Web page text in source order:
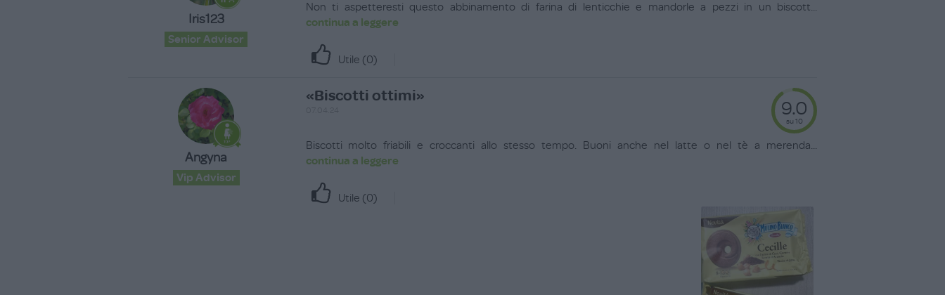
Iris123
Senior Advisor
Non ti aspetteresti questo abbinamento di farina di lenticchie e mandorle a pezzi in un biscott...
continua a leggere
Utile (0)
Angyna
Vip Advisor
«Biscotti ottimi»
9.0
su 10
Biscotti molto friabili e croccanti allo stesso tempo. Buoni anche nel latte o nel tè a merenda...
continua a leggere
Utile (0)